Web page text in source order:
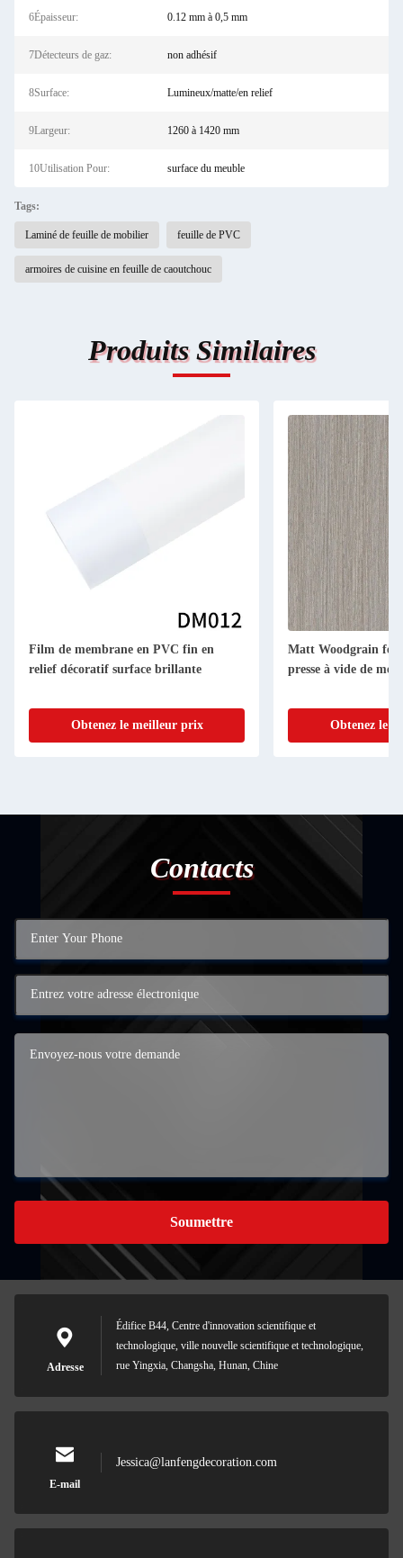
6Épaisseur: 0.12 mm à 0,5 mm
7Détecteurs de gaz: non adhésif
8Surface: Lumineux/matte/en relief
9Largeur: 1260 à 1420 mm
10Utilisation Pour: surface du meuble
Tags:
Laminé de feuille de mobilier feuille de PVC
armoires de cuisine en feuille de caoutchouc
Produits Similaires
Film de membrane en PVC fin en
relief décoratif surface brillante
Obtenez le meilleur prix
Matt Woodgrain
presse à vide de
Obtenez le
Contacts
Soumettre
Adresse
Édifice B44, Centre d'innovation scientifique et
technologique, ville nouvelle scientifique et technologique,
rue Yingxia, Changsha, Hunan, Chine
E-mail
Jessica@lanfengdecoration.com